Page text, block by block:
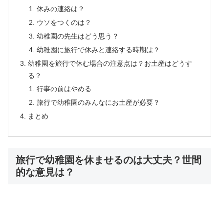
休みの連絡は？
ウソをつくのは？
幼稚園の先生はどう思う？
幼稚園に旅行で休みと連絡する時期は？
幼稚園を旅行で休む場合の注意点は？お土産はどうす
る？
行事の前はやめる
旅行で幼稚園のみんなにお土産が必要？
まとめ
旅行で幼稚園を休ませるのは大丈夫？世間
的な意見は？